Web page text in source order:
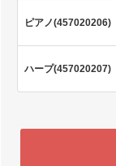
ピアノ(457020206)
ハープ(457020207)